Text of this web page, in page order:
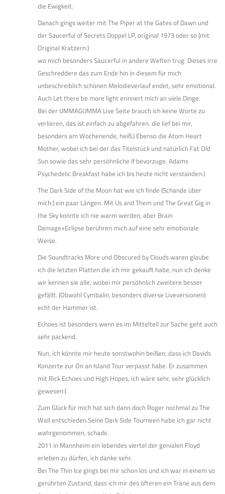
die Ewigkeit.
Danach gings weiter mit The Piper at the Gates of Dawn und
der Saucerful of Secrets Doppel LP, original 1973 oder so (mit
Original Kratzern:)
wo mich besonders Saucerful in andere Welten trug. Dieses irre
Geschreddere das zum Ende hin in diesem für mich
unbeschreiblich schönen Melodieverlauf endet, sehr emotional.
Auch Let there be more light erinnert mich an viele Dinge.
Bei der UMMAGUMMA Live Seite brauch ich keine Worte zu
verlieren, das ist einfach zu abgefahren, die lief bei mir,
besonders am Wochenende, heiß:) Ebenso die Atom Heart
Mother, wobei ich bei der das Titelstück und natürlich Fat Old
Sun sowie das sehr persöhnliche If bevorzuge. Adams
Psychedelic Breakfast habe ich bis heute nicht verstanden:)
The Dark Side of the Moon hat wie ich finde (Schande über
mich:) ein paar Längen. Mit Us and Them und The Great Gig in
the Sky konnte ich nie warm werden, aber Brain
Damage+Eclipse berühren mich auf eine sehr emotionale
Weise.
Die Soundtracks More und Obscured by Clouds waren glaube
ich die letzten Platten die ich mir gekauft habe, nun ich denke
wir kennen sie alle, wobei mir persöhnlich zweitere besser
gefällt. (Obwohl Cymbalin, besonders diverse Liveversionen)
echt der Hammer ist.
Echoes ist besonders wenn es im Mittelteil zur Sache geht auch
sehr packend.
Nun, ich könnte mir heute sonstwohin beißen, dass ich Davids
Konzerte zur On an Island Tour verpasst habe. Er zusammen
mit Rick Echoes und High Hopes, ich wäre sehr, sehr glücklich
gewesen:(
Zum Glück für mich hat sich dann doch Roger nochmal zu The
Wall entschieden.Seine Dark Side Tourneen habe ich gar nicht
wahrgenommen, schade.
2011 in Mannheim ein lebendes viertel der genialen Floyd
erleben zu dürfen, ich danke sehr.
Bei The Thin Ice gings bei mir schon los und ich war in einem so
gerührten Zustand, dass ich mir des öfteren ein Träne aus dem